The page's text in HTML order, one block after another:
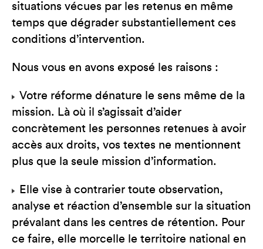
situations vécues par les retenus en même
temps que dégrader substantiellement ces
conditions d’intervention.
Nous vous en avons exposé les raisons :
Votre réforme dénature le sens même de la
mission. Là où il s’agissait d’aider
concrètement les personnes retenues à avoir
accès aux droits, vos textes ne mentionnent
plus que la seule mission d’information.
Elle vise à contrarier toute observation,
analyse et réaction d’ensemble sur la situation
prévalant dans les centres de rétention. Pour
ce faire, elle morcelle le territoire national en